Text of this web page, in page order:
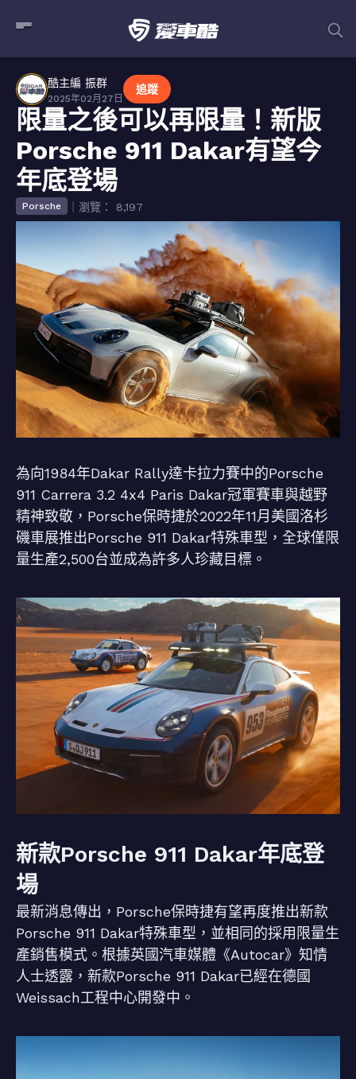
酷主編 振群
2025年02月27日
追蹤
限量之後可以再限量！新版
Porsche 911 Dakar有望今
年底登場
Porsche ｜瀏覽： 8,197
為向1984年Dakar Rally達卡拉力賽中的Porsche
911 Carrera 3.2 4x4 Paris Dakar冠軍賽車與越野
精神致敬，Porsche保時捷於2022年11月美國洛杉
磯車展推出Porsche 911 Dakar特殊車型，全球僅限
量生產2,500台並成為許多人珍藏目標。
新款Porsche 911 Dakar年底登
場
最新消息傳出，Porsche保時捷有望再度推出新款
Porsche 911 Dakar特殊車型，並相同的採用限量生
產銷售模式。根據英國汽車媒體《Autocar》知情
人士透露，新款Porsche 911 Dakar已經在德國
Weissach工程中心開發中。